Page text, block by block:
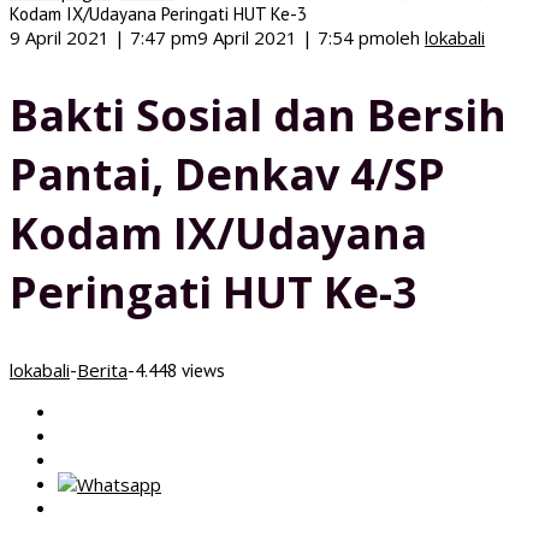
Kodam IX/Udayana Peringati HUT Ke-3
9 April 2021 | 7:47 pm9 April 2021 | 7:54 pmoleh lokabali
Bakti Sosial dan Bersih
Pantai, Denkav 4/SP
Kodam IX/Udayana
Peringati HUT Ke-3
lokabali-Berita-4.448 views